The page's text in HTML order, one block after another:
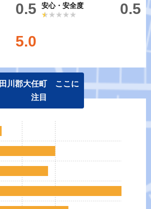
0.5
安心・安全度
★★★★★
★★★★★ 0.5
5.0
田川郡大任町 ここに
注目